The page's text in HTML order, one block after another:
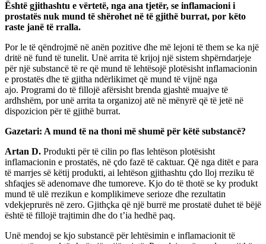
Është gjithashtu e vërtetë, nga ana tjetër, se inflamacioni i
prostatës nuk mund të shërohet në të gjithë burrat, por këto
raste janë të rralla.
Por le të qëndrojmë në anën pozitive dhe më lejoni të them se ka një
dritë në fund të tunelit. Unë arrita të krijoj një sistem shpërndarjeje
për një substancë të re që mund të lehtësojë plotësisht inflamacionin
e prostatës dhe të gjitha ndërlikimet që mund të vijnë nga
ajo. Programi do të fillojë afërsisht brenda gjashtë muajve të
ardhshëm, por unë arrita ta organizoj atë në mënyrë që të jetë në
dispozicion për të gjithë burrat.
Gazetari: A mund të na thoni më shumë për këtë substancë?
Artan D. Produkti për të cilin po flas lehtëson plotësisht
inflamacionin e prostatës, në çdo fazë të caktuar. Që nga ditët e para
të marrjes së këtij produkti, ai lehtëson gjithashtu çdo lloj rreziku të
shfaqjes së adenomave dhe tumoreve. Kjo do të thotë se ky produkt
mund të ulë rrezikun e komplikimeve serioze dhe rezultatin
vdekjeprurës në zero. Gjithçka që një burrë me prostatë duhet të bëjë
është të fillojë trajtimin dhe do t’ia hedhë paq.
Unë mendoj se kjo substancë për lehtësimin e inflamacionit të